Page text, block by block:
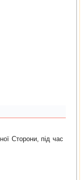
Сторони, під час